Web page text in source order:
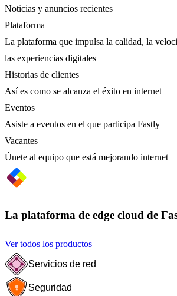
Noticias y anuncios recientes
Plataforma
La plataforma que impulsa la calidad, la
las experiencias digitales
Historias de clientes
Así es como se alcanza el éxito en internet
Eventos
Asiste a eventos en el que participa Fastly
Vacantes
Únete al equipo que está mejorando internet
La plataforma de edge cloud de
Ver todos los productos
Servicios de red
Seguridad